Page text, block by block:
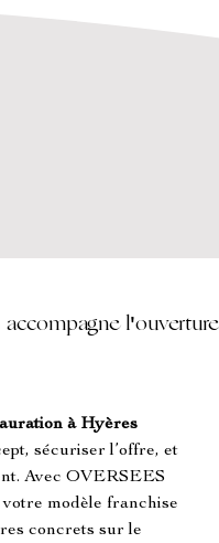
l'ouverture
à Hyères
sécuriser l’offre, et
Avec OVERSEES
modèle franchise
concrets sur le